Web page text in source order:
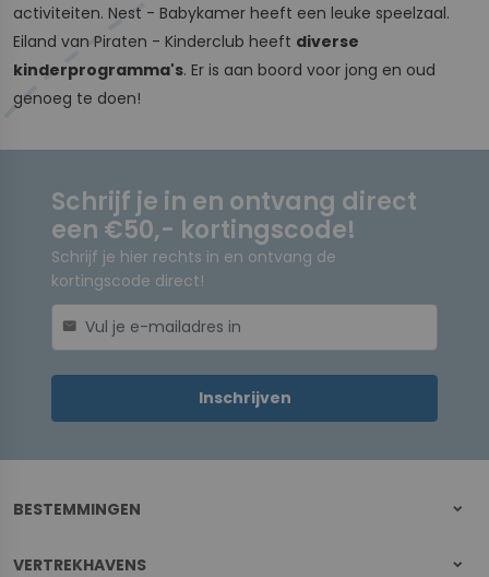
activiteiten. Nest - Babykamer heeft een leuke speelzaal.
Eiland van Piraten - Kinderclub heeft diverse
kinderprogramma's. Er is aan boord voor jong en oud
genoeg te doen!
Schrijf je in en ontvang direct
een €50,- kortingscode!
Schrijf je hier rechts in en ontvang de
kortingscode direct!
mail
Inschrijven
BESTEMMINGEN
VERTREKHAVENS